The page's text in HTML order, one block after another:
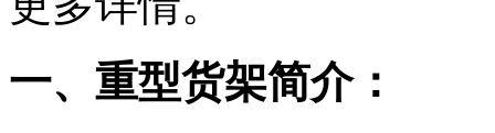
一、重型货架简介：